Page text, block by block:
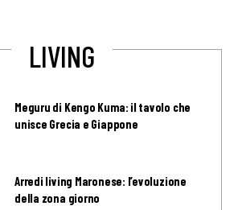
LIVING
Meguru di Kengo Kuma: il tavolo che
unisce Grecia e Giappone
Arredi living Maronese: l’evoluzione
della zona giorno